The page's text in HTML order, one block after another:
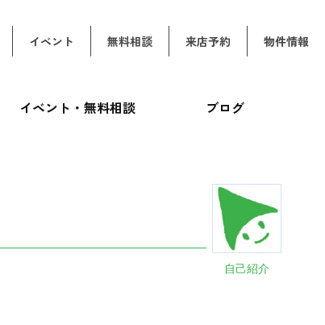
イベント 無料相談 来店予約 物件情報
イベント・無料相談 ブログ
自己紹介